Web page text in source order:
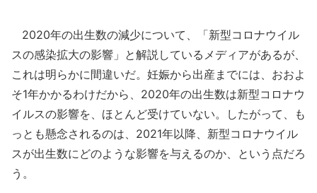
2020年の出生数の減少について、「新型コロナウイル
スの感染拡大の影響」と解説しているメディアがあるが、
これは明らかに間違いだ。妊娠から出産までには、おおよ
そ1年かかるわけだから、2020年の出生数は新型コロナウ
イルスの影響を、ほとんど受けていない。したがって、も
っとも懸念されるのは、2021年以降、新型コロナウイル
スが出生数にどのような影響を与えるのか、という点だろ
う。